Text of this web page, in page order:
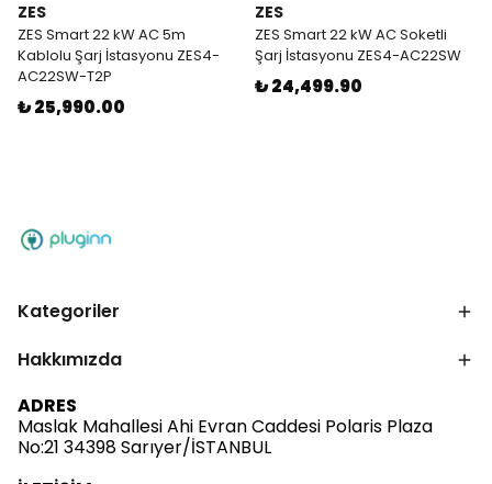
ZES
ZES Smart 22 kW AC 5m
Kablolu Şarj İstasyonu ZES4-
AC22SW-T2P
₺ 25,990.00
ZES
ZES Smart 22 kW AC Soketli
Şarj İstasyonu ZES4-AC22SW
₺ 24,499.90
Kategoriler
Hakkımızda
ADRES
Maslak Mahallesi Ahi Evran Caddesi Polaris Plaza
No:21 34398 Sarıyer/İSTANBUL